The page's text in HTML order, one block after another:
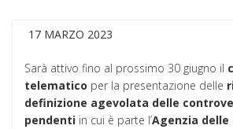
17 MARZO 2023
Sarà attivo fino al prossimo 30 giugno il
telematico per la presentazione delle
definizione agevolata delle
pendenti in cui è parte l’Agenzia delle